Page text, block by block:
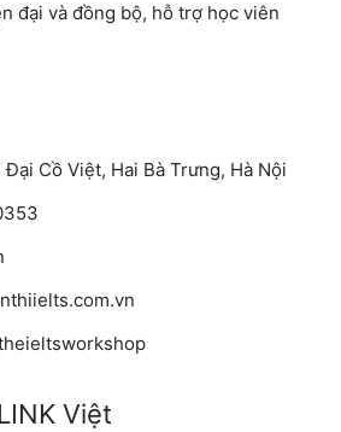
đại và đồng bộ, hỗ trợ học viên
Cồ Việt, Hai Bà Trưng, Hà Nội
Việt